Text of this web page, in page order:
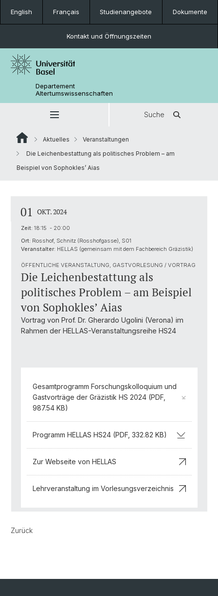
English Français Studienangebote Dokumente
Kontakt und Öffnungszeiten
Departement
Altertumswissenschaften
Suche
Aktuelles
Veranstaltungen
Die Leichenbestattung als politisches Problem – am
Beispiel von Sophokles’ Aias
01 OKT. 2024
Zeit: 18:15 - 20:00
Ort: Rosshof, Schnitz (Rosshofgasse), S01
Veranstalter: HELLAS (gemeinsam mit dem Fachbereich Gräzistik)
ÖFFENTLICHE VERANSTALTUNG, GASTVORLESUNG / VORTRAG
Die Leichenbestattung als
politisches Problem – am Beispiel
von Sophokles’ Aias
Vortrag von Prof. Dr. Gherardo Ugolini (Verona) im
Rahmen der HELLAS-Veranstaltungsreihe HS24
Gesamtprogramm Forschungskolloquium und
Gastvorträge der Gräzistik HS 2024 (PDF,
987.54 KB)
Programm HELLAS HS24 (PDF, 332.82 KB)
Zur Webseite von HELLAS
Lehrveranstaltung im Vorlesungsverzeichnis
Zurück